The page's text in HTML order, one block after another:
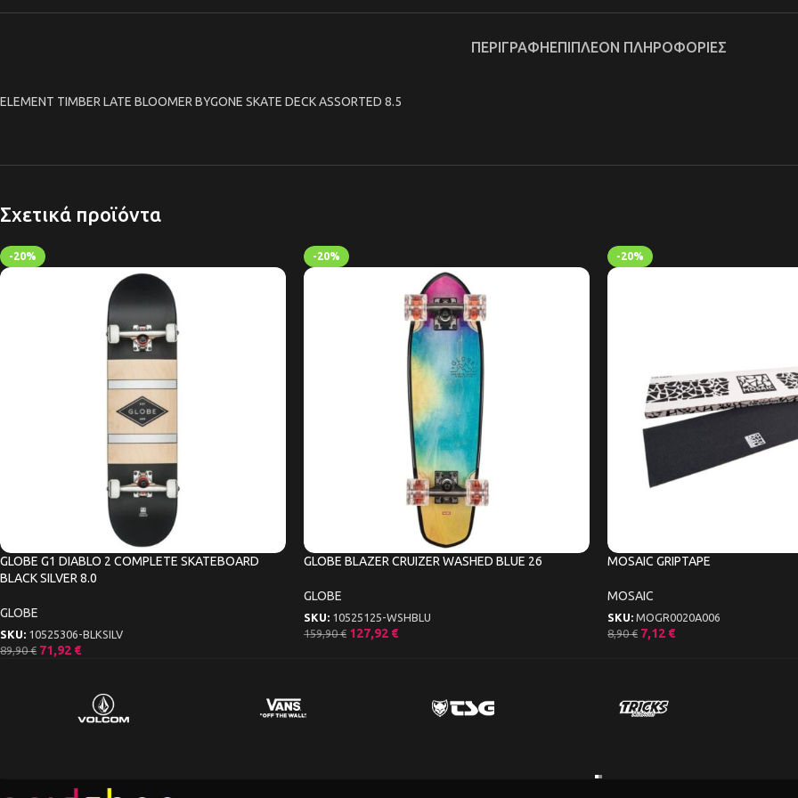
ΠΕΡΙΓΡΑΦΉΕΠΙΠΛΈΟΝ ΠΛΗΡΟΦΟΡΊΕΣ
ELEMENT TIMBER LATE BLOOMER BYGONE SKATE DECK ASSORTED 8.5
Σχετικά προϊόντα
-20%
GLOBE G1 DIABLO 2 COMPLETE SKATEBOARD
BLACK SILVER 8.0
GLOBE
SKU: 10525306-BLKSILV
89,90€ 71,92 €
-20%
GLOBE BLAZER CRUIZER WASHED BLUE 26
GLOBE
SKU: 10525125-WSHBLU
159,90€ 127,92 €
-20%
MOSAIC GRIPTAPE
MOSAIC
SKU: MOGR0020A006
8,90€ 7,12 €